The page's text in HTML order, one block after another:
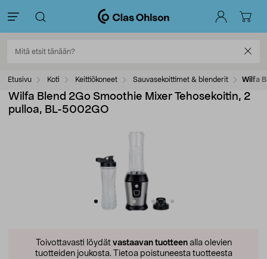
Etusivu Koti Keittiökoneet Sauvasekoittimet & blenderit Wilfa
Wilfa Blend 2Go Smoothie Mixer Tehosekoitin, 2
pulloa, BL-5002GO
Toivottavasti löydät vastaavan tuotteenalla olevien
tuotteiden joukosta. Tietoa poistuneesta tuotteesta